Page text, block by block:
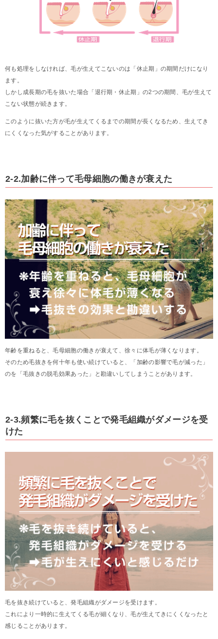
何も処理をしなければ、毛が生えてこないのは「休止期」の期間だけになり
ます。
しかし成長期の毛を抜いた場合「退行期・休止期」の2つの期間、毛が生えて
こない状態が続きます。
このように抜いた方が毛が生えてくるまでの期間が長くなるため、生えてき
にくくなった気がすることがあります。
2-2.加齢に伴って毛母細胞の働きが衰えた
年齢を重ねると、毛母細胞の働きが衰えて、徐々に体毛が薄くなります。
そのため毛抜きを何十年も使い続けていると、「加齢の影響で毛が減った」
のを「毛抜きの脱毛効果あった」と勘違いしてしまうことがあります。
2-3.頻繁に毛を抜くことで発毛組織がダメージを受
けた
毛を抜き続けていると、発毛組織がダメージを受けます。
これにより一時的に生えてくる毛が細くなり、毛が生えてきにくくなったと
感じることがあります。